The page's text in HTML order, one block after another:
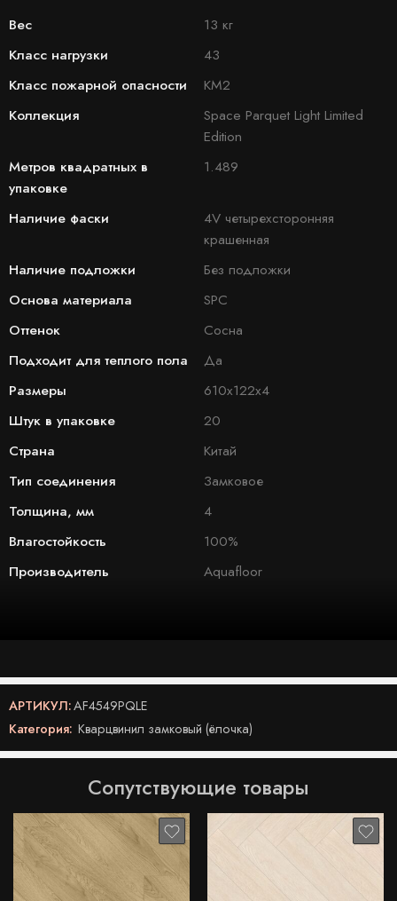
Вес
13 кг
Класс нагрузки
43
Класс пожарной опасности
КМ2
Коллекция
Space Parquet Light Limited
Edition
Метров квадратных в
упаковке
1.489
Наличие фаски
4V четырехсторонняя
крашенная
Наличие подложки
Без подложки
Основа материала
SPC
Оттенок
Сосна
Подходит для теплого пола
Да
Размеры
610x122x4
Штук в упаковке
20
Страна
Китай
Тип соединения
Замковое
Толщина, мм
4
Влагостойкость
100%
Производитель
Aquafloor
АРТИКУЛ:AF4549PQLE
Категория: Кварцвинил замковый (ёлочка)
Сопутствующие товары